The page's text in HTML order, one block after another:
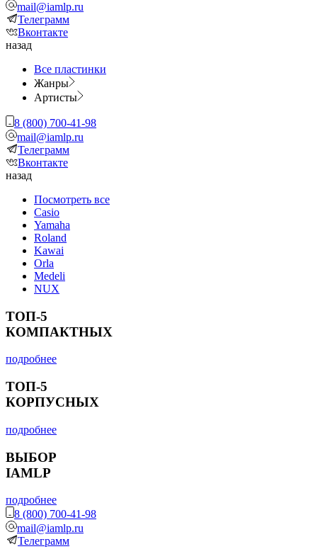
mail@iamlp.ru
Телеграмм
Вконтакте
назад
Все пластинки
Жанры
Артисты
8 (800) 700-41-98
mail@iamlp.ru
Телеграмм
Вконтакте
назад
Посмотреть все
Casio
Yamaha
Roland
Kawai
Orla
Medeli
NUX
ТОП-5
КОМПАКТНЫХ
подробнее
ТОП-5
КОРПУСНЫХ
подробнее
ВЫБОР
IAMLP
подробнее
8 (800) 700-41-98
mail@iamlp.ru
Телеграмм